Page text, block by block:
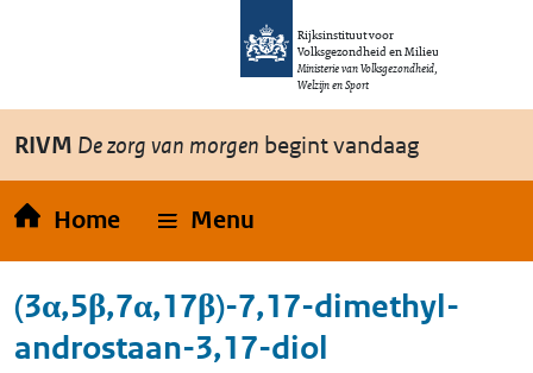
Overslaan en naar de inhoud gaan
Rijksinstituut voor
Volksgezondheid en Milieu
Ministerie van Volksgezondheid,
Welzijn en Sport
RIVM De zorg van morgen begint vandaag
Home Menu
(3α,5β,7α,17β)-7,17-dimethyl-
androstaan-3,17-diol